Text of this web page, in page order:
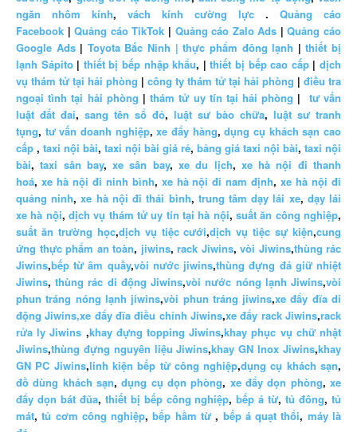
ngăn nhôm kính, vách kính cường lực . Quảng cáo
Facebook |Quảng cáo TikTok | Quảng cáo Zalo Ads |Quảng cáo
Google Ads| Toyota Bắc Ninh | thực phẩm đông lạnh |thiết bị
lạnh Sápito | thiết bị bếp nhập khẩu, |thiết bị bếp cao cấp|dịch
vụ thám tử tại hải phòng | công ty thám tử tại hải phòng | điều tra
ngoại tình tại hải phòng |thám tử uy tín tại hải phòng | tư vấn
luật đất đai, sang tên sổ đỏ, luật sư bào chữa, luật sư tranh
tụng, tư vấn doanh nghiệp,xe đẩy hàng,dụng cụ khách sạn cao
cấp , taxi nội bài, taxi nội bài giá rẻ, bảng giá taxi nội bài, taxi nội
bài,taxi sân bay,xe sân bay,xe du lịch, xe hà nội đi thanh
hoá, xe hà nội đi ninh bình, xe hà nội đi nam định,xe hà nội đi
quảng ninh,xe hà nội đi thái bình, trung tâm dạy lái xe, dạy lái
xe hà nội,dịch vụ thám tử uy tín tại hà nội,suất ăn công nghiệp,
suất ăn trường học,dịch vụ tiệc cưới,dịch vụ tiệc sự kiện,cung
ứng thực phẩm an toàn, jiwins, rack Jiwins, vòi Jiwins,thùng rác
Jiwins,bếp từ âm quầy,vòi nước jiwins,thùng đựng đá giữ nhiệt
Jiwins,thùng rác di động Jiwins,vòi nước nóng lạnh Jiwins,vòi
phun tráng nóng lạnh jiwins,vòi phun tráng jiwins,xe đẩy đĩa di
động Jiwins,xe đẩy đĩa điều chỉnh Jiwins,xe đẩy rack Jiwins,rack
rửa ly Jiwins ,khay đựng topping Jiwins,khay phục vụ chữ nhật
Jiwins,thùng đựng nguyên liệu Jiwins,khay GN Inox Jiwins,khay
GN PC Jiwins,linh kiện bếp từ công nghiệp,dụng cụ khách sạn,
đồ dùng khách sạn,dụng cụ dọn phòng, xe đẩy dọn phòng,xe
đẩy dọn bát đũa, thiết bị bếp công nghiệp,bếp á từ,tủ đông,tủ
mát,tủ cơm công nghiệp,bếp hầm từ , bếp á quạt thổi, máy là